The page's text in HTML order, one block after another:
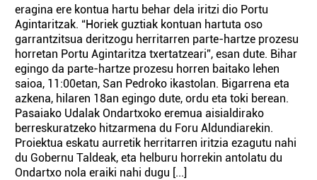
eragina ere kontua hartu behar dela iritzi dio Portu
Agintaritzak. “Horiek guztiak kontuan hartuta oso
garrantzitsua deritzogu herritarren parte-hartze prozesu
horretan Portu Agintaritza txertatzeari”, esan dute. Bihar
egingo da parte-hartze prozesu horren baitako lehen
saioa, 11:00etan, San Pedroko ikastolan. Bigarrena eta
azkena, hilaren 18an egingo dute, ordu eta toki berean.
Pasaiako Udalak Ondartxoko eremua aisialdirako
berreskuratzeko hitzarmena du Foru Aldundiarekin.
Proiektua eskatu aurretik herritarren iritzia ezagutu nahi
du Gobernu Taldeak, eta helburu horrekin antolatu du
Ondartxo nola eraiki nahi dugu [...]